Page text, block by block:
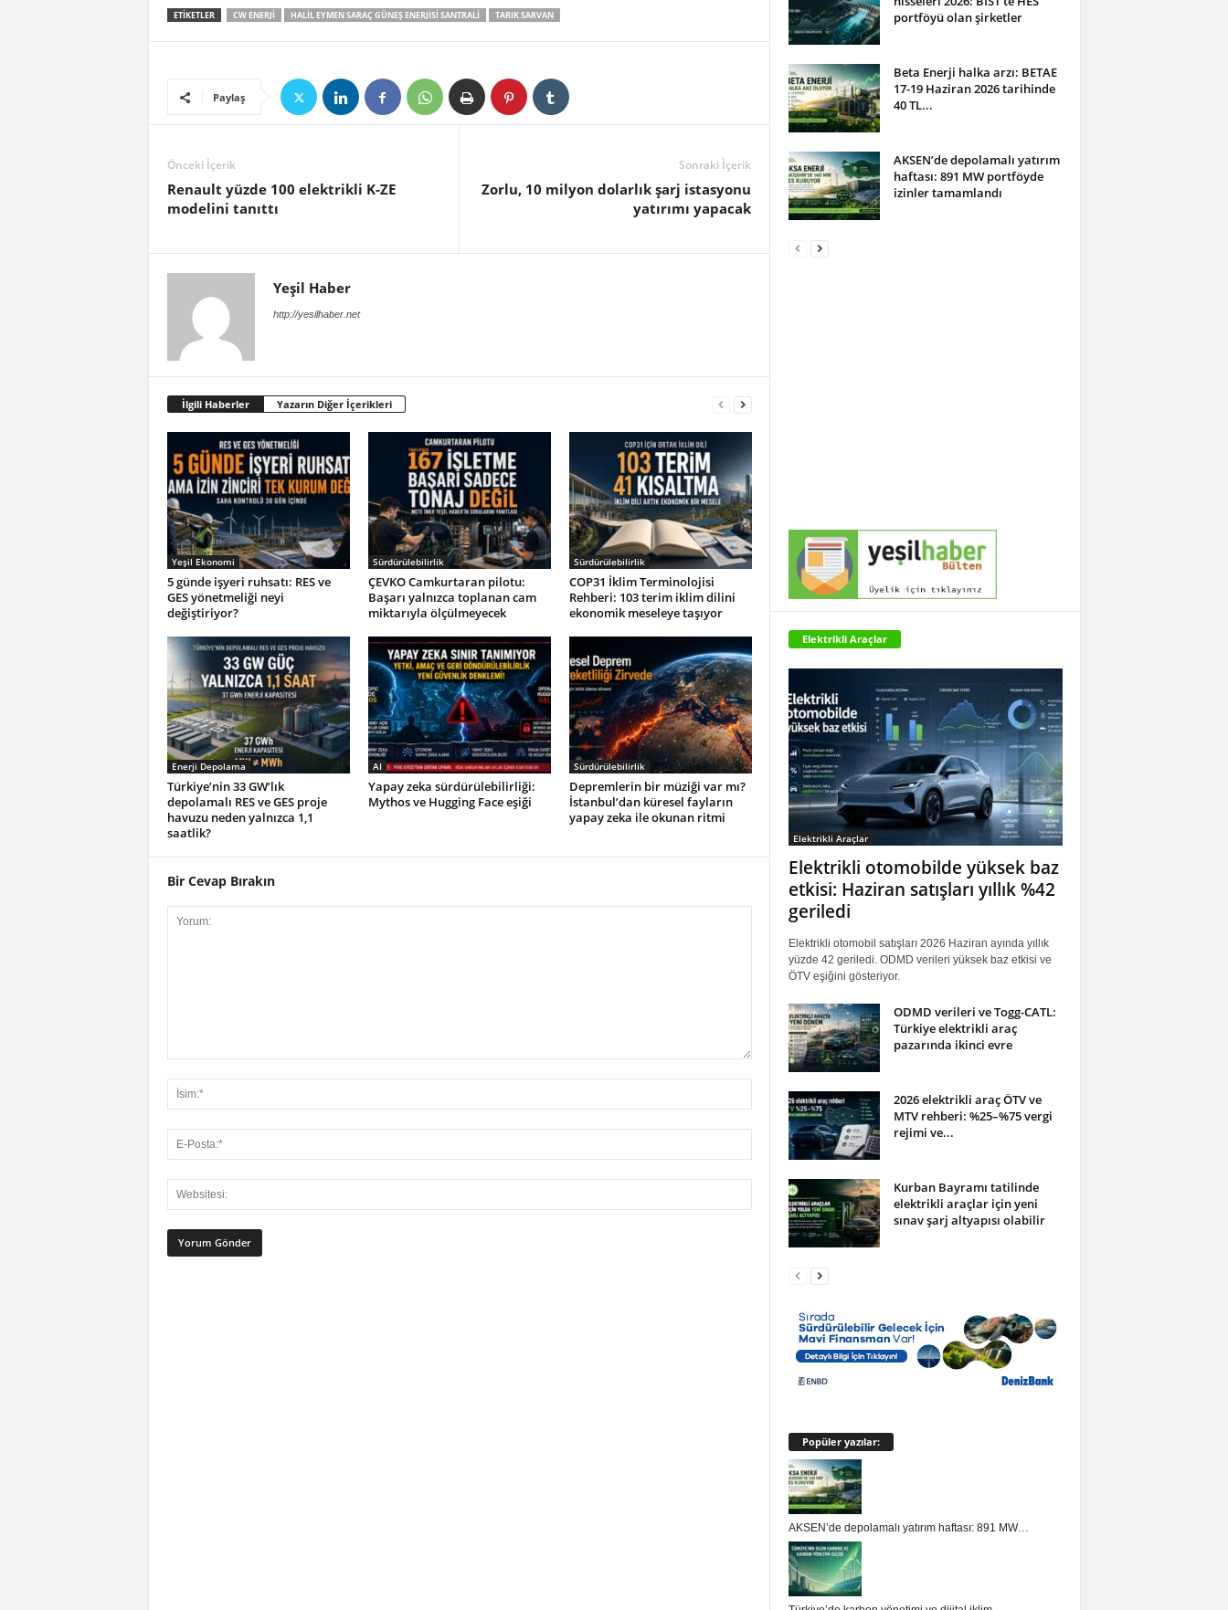
ETIKETLER CW ENERJI HALIL EYMEN SARAÇ GÜNEŞ ENERJISI SANTRALI TARIK SARVAN
Paylaş
Önceki İçerik
Renault yüzde 100 elektrikli K-ZE
modelini tanıttı
Sonraki İçerik
Zorlu, 10 milyon dolarlık şarj istasyonu
yatırımı yapacak
Yeşil Haber
http://yesilhaber.net
İlgili Haberler Yazarın Diğer İçerikleri
Yeşil Ekonomi
5 günde işyeri ruhsatı: RES ve
GES yönetmeliği neyi
değiştiriyor?
Sürdürülebilirlik
ÇEVKO Camkurtaran pilotu:
Başarı yalnızca toplanan cam
miktarıyla ölçülmeyecek
Sürdürülebilirlik
COP31 İklim Terminolojisi
Rehberi: 103 terim iklim dilini
ekonomik meseleye taşıyor
Enerji Depolama
Türkiye’nin 33 GW’lık
depolamalı RES ve GES proje
havuzu neden yalnızca 1,1
saatlik?
AI
Yapay zeka sürdürülebilirliği:
Mythos ve Hugging Face eşiği
Sürdürülebilirlik
Depremlerin bir müziği var mı?
İstanbul’dan küresel fayların
yapay zeka ile okunan ritmi
Bir Cevap Bırakın
portföyü olan şirketler
Beta Enerji halka arzı: BETAE
17-19 Haziran 2026 tarihinde
40 TL...
AKSEN’de depolamalı yatırım
haftası: 891 MW portföyde
izinler tamamlandı
Elektrikli Araçlar
Elektrikli Araçlar
Elektrikli otomobilde yüksek baz
etkisi: Haziran satışları yıllık %42
geriledi
Elektrikli otomobil satışları 2026 Haziran ayında yıllık
yüzde 42 geriledi. ODMD verileri yüksek baz etkisi ve
ÖTV eşiğini gösteriyor.
ODMD verileri ve Togg-CATL:
Türkiye elektrikli araç
pazarında ikinci evre
2026 elektrikli araç ÖTV ve
MTV rehberi: %25–%75 vergi
rejimi ve...
Kurban Bayramı tatilinde
elektrikli araçlar için yeni
sınav şarj altyapısı olabilir
Popüler yazılar:
AKSEN’de depolamalı yatırım haftası: 891 MW…